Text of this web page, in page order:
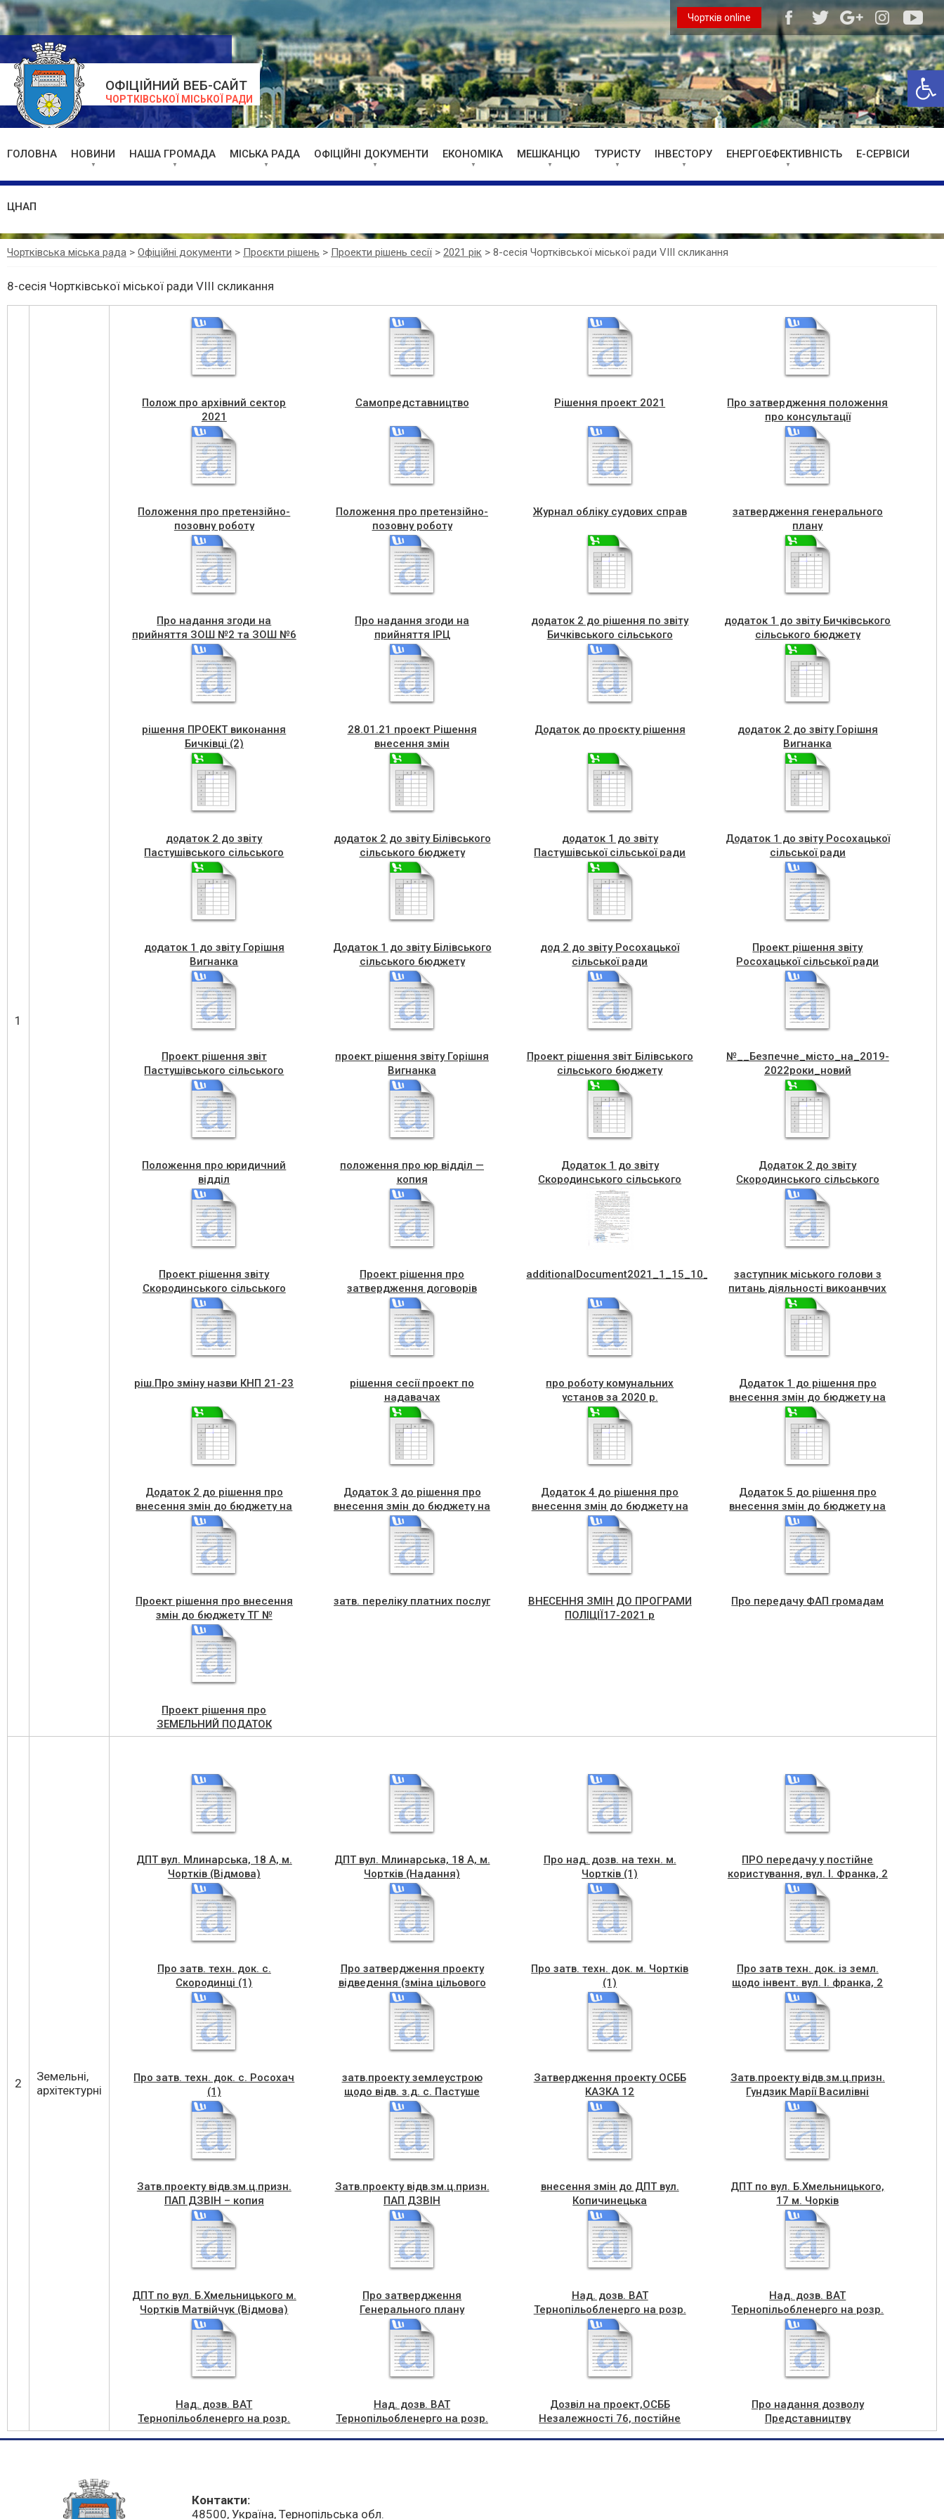
ОФІЦІЙНИЙ ВЕБ-САЙТ
ЧОРТКІВСЬКОЇ МІСЬКОЇ РАДИ
Чортків online
ГОЛОВНА НОВИНИ НАША ГРОМАДА МІСЬКА РАДА ОФІЦІЙНІ ДОКУМЕНТИ ЕКОНОМІКА МЕШКАНЦЮ ТУРИСТУ ІНВЕСТОРУ ЕНЕРГОЕФЕКТИВНІСТЬ Е-СЕРВІСИ
ЦНАП
Чортківська міська рада > Офіційні документи > Проєкти рішень > Проекти рішень сесії > 2021 рік > 8-сесія Чортківської міської ради VIII скликання
8-сесія Чортківської міської ради VIII скликання
1
Полож про архівний сектор
2021
Самопредставництво Рішення проект 2021
Про затвердження положення
про консультації
Положення про претензійно-
позовну роботу
Положення про претензійно-
позовну роботу
Журнал обліку судових справ
затвердження генерального
плану
Про надання згоди на
прийняття ЗОШ №2 та ЗОШ №6
Про надання згоди на
прийняття ІРЦ
додаток 2 до рішення по звіту
Бичківського сільського
бюджету
додаток 1 до звіту Бичківського
сільського бюджету
рішення ПРОЕКТ виконання
Бичківці (2)
28.01.21 проект Рішення
внесення змін
Додаток до проєкту рішення
додаток 2 до звіту Горішня
Вигнанка
додаток 2 до звіту
Пастушівського сільського
бюджету
додаток 2 до звіту Білівського
сільського бюджету
додаток 1 до звіту
Пастушівської сільської ради
Додаток 1 до звіту Росохацької
сільської ради
додаток 1 до звіту Горішня
Вигнанка
Додаток 1 до звіту Білівського
сільського бюджету
дод 2 до звіту Росохацької
сільської ради
Проект рішення звіту
Росохацької сільської ради
Проект рішення звіт
Пастушівського сільського
бюджету
проект рішення звіту Горішня
Вигнанка
Проект рішення звіт Білівського
сільського бюджету
№__Безпечне_мiсто_на_2019-
2022роки_новий
Положення про юридичний
відділ
положення про юр відділ —
копия
Додаток 1 до звіту
Скородинського сільського
бюджету
Додаток 2 до звіту
Скородинського сільського
бюджету
Проект рішення звіту
Скородинського сільського
бюджету
Проект рішення про
затвердження договорів
additionalDocument2021_1_15_10_40_47_628заступник міського голови з
питань діяльності викоанвчих
орагнів ради
ріш.Про зміну назви КНП 21-23
рішення сесії проект по
надавачах
послуглік.препаратів
про роботу комунальних
установ за 2020 р.
Додаток 1 до рішення про
внесення змін до бюджету на
2021 рік №
Додаток 2 до рішення про
внесення змін до бюджету на
2021 рік №
Додаток 3 до рішення про
внесення змін до бюджету на
2021 рік №
Додаток 4 до рішення про
внесення змін до бюджету на
2021 рік №
Додаток 5 до рішення про
внесення змін до бюджету на
2021 рік №
Проект рiшення про внесення
змін до бюджету ТГ №
затв. переліку платних послуг
ВНЕСЕННЯ ЗМІН ДО ПРОГРАМИ
ПОЛІЦІЇ17-2021 р
Про передачу ФАП громадам
Проект рішення про
ЗЕМЕЛЬНИЙ ПОДАТОК
2
Земельні,
архітектурні
ДПТ вул. Млинарська, 18 А, м.
Чортків (Відмова)
ДПТ вул. Млинарська, 18 А, м.
Чортків (Надання)
Про над. дозв. на техн. м.
Чортків (1)
ПРО передачу у постійне
користування, вул. І. Франка, 2
Про затв. техн. док. с.
Скородинці (1)
Про затвердження проекту
відведення (зміна цільового
призначення Середа Р. І.
Про затв. техн. док. м. Чортків
(1)
Про затв техн. док. із земл.
щодо інвент. вул. І. франка, 2
Про затв. техн. док. с. Росохач
(1)
затв.проекту землеустрою
щодо відв. з.д. с. Пастуше
Затвердження проекту ОСББ
КАЗКА 12
Затв.проекту відв.зм.ц.призн.
Гундзик Марії Василівні
Затв.проекту відв.зм.ц.призн.
ПАП ДЗВІН – копия
Затв.проекту відв.зм.ц.призн.
ПАП ДЗВІН
внесення змін до ДПТ вул.
Копичинецька
ДПТ по вул. Б.Хмельницького,
17 м. Чорків
Матвійчук(Надання)
ДПТ по вул. Б.Хмельницького м.
Чортків Матвійчук (Відмова)
Про затвердження
Генерального плану
Над. дозв. ВАТ
Тернопільобленерго на розр.
проекту відведення (ЗТП-450)
м. Чортків
Над. дозв. ВАТ
Тернопільобленерго на розр.
проекту відведення (ЗТП-428)
с. Гор. Вигнанка
Над. дозв. ВАТ
Тернопільобленерго на розр.
проекту відведення (ЗТП-486)
Над. дозв. ВАТ
Тернопільобленерго на розр.
проекту відведення (ЗТП-303)
Дозвіл на проект,ОСББ
Незалежності 76, постійне
корист.
Про надання дозволу
Представництву
Американського обєднання
Контакти:
48500, Україна, Тернопільська обл.